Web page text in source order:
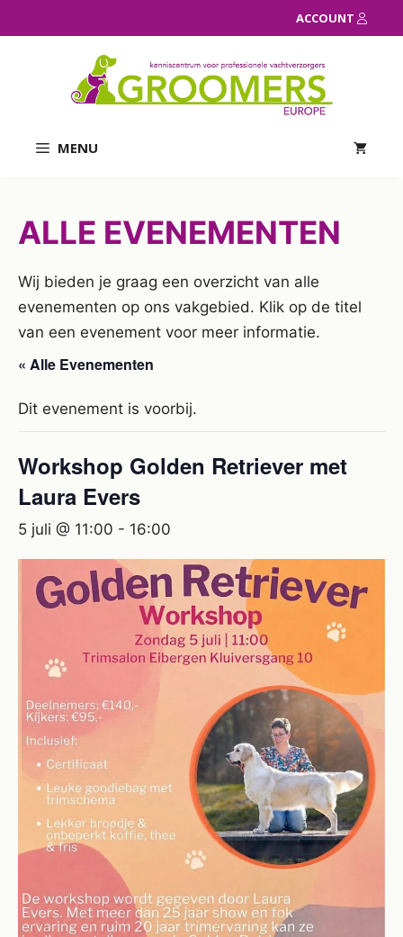
naar
ACCOUNT
MENU
ALLE EVENEMENTEN
Wij bieden je graag een overzicht van alle
evenementen op ons vakgebied. Klik op de titel
van een evenement voor meer informatie.
« Alle Evenementen
Dit evenement is voorbij.
Workshop Golden Retriever met
Laura Evers
5 juli @ 11:00 - 16:00